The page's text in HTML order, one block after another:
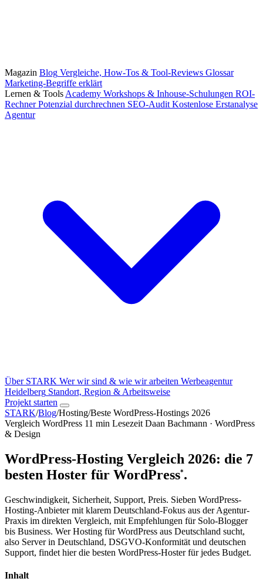
Magazin Blog Vergleiche, How-Tos & Tool-Reviews Glossar
Marketing-Begriffe erklärt
Lernen & Tools Academy Workshops & Inhouse-Schulungen ROI-
Rechner Potenzial durchrechnen SEO-Audit Kostenlose Erstanalyse
Agentur
Über STARK Wer wir sind & wie wir arbeiten Werbeagentur
Heidelberg Standort, Region & Arbeitsweise
Projekt starten
STARK/Blog/Hosting/Beste WordPress-Hostings 2026
Vergleich WordPress 11 min Lesezeit Daan Bachmann · WordPress
& Design
WordPress-Hosting Vergleich 2026: die 7
besten Hoster für WordPress*.
Geschwindigkeit, Sicherheit, Support, Preis. Sieben WordPress-
Hosting-Anbieter mit klarem Deutschland-Fokus aus der Agentur-
Praxis im direkten Vergleich, mit Empfehlungen für Solo-Blogger
bis Business. Wer Hosting für WordPress aus Deutschland sucht,
also Server in Deutschland, DSGVO-Konformität und deutschen
Support, findet hier die besten WordPress-Hoster für jedes Budget.
Inhalt